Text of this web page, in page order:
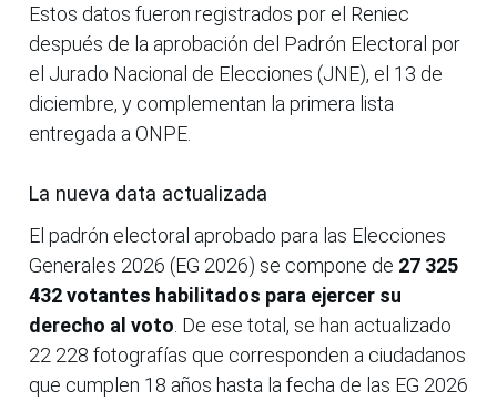
Estos datos fueron registrados por el Reniec
después de la aprobación del Padrón Electoral por
el Jurado Nacional de Elecciones (JNE), el 13 de
diciembre, y complementan la primera lista
entregada a ONPE.
La nueva data actualizada
El padrón electoral aprobado para las Elecciones
Generales 2026 (EG 2026) se compone de 27 325
432 votantes habilitados para ejercer su
derecho al voto . De ese total, se han actualizado
22 228 fotografías que corresponden a ciudadanos
que cumplen 18 años hasta la fecha de las EG 2026